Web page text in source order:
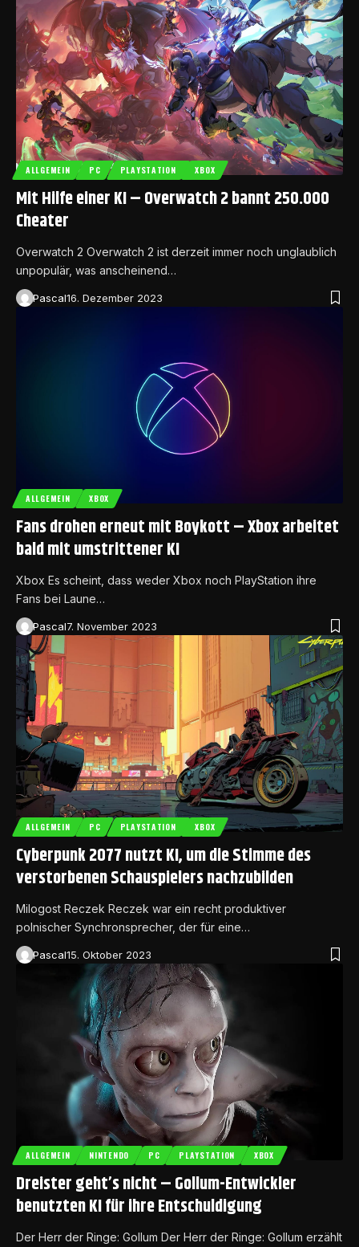
ALLGEMEIN PC PLAYSTATION XBOX
Mit Hilfe einer KI – Overwatch 2 bannt 250.000
Cheater
Overwatch 2 Overwatch 2 ist derzeit immer noch unglaublich
unpopulär, was anscheinend…
Pascal16. Dezember 2023
ALLGEMEIN XBOX
Fans drohen erneut mit Boykott – Xbox arbeitet
bald mit umstrittener KI
Xbox Es scheint, dass weder Xbox noch PlayStation ihre
Fans bei Laune…
Pascal7. November 2023
ALLGEMEIN PC PLAYSTATION XBOX
Cyberpunk 2077 nutzt KI, um die Stimme des
verstorbenen Schauspielers nachzubilden
Milogost Reczek Reczek war ein recht produktiver
polnischer Synchronsprecher, der für eine…
Pascal15. Oktober 2023
ALLGEMEIN NINTENDO PC PLAYSTATION XBOX
Dreister geht’s nicht – Gollum-Entwickler
benutzten KI für ihre Entschuldigung
Der Herr der Ringe: Gollum Der Herr der Ringe: Gollum erzählt